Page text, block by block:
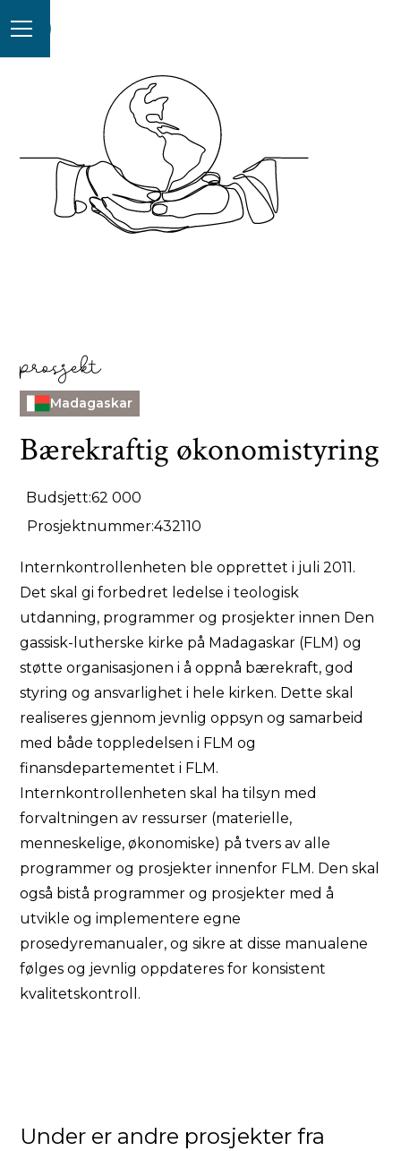
prosjekt
Madagaskar
Bærekraftig økonomistyring
Budsjett:62 000
Prosjektnummer:432110
Internkontrollenheten ble opprettet i juli 2011.
Det skal gi forbedret ledelse i teologisk
utdanning, programmer og prosjekter innen Den
gassisk-lutherske kirke på Madagaskar (FLM) og
støtte organisasjonen i å oppnå bærekraft, god
styring og ansvarlighet i hele kirken. Dette skal
realiseres gjennom jevnlig oppsyn og samarbeid
med både toppledelsen i FLM og
finansdepartementet i FLM.
Internkontrollenheten skal ha tilsyn med
forvaltningen av ressurser (materielle,
menneskelige, økonomiske) på tvers av alle
programmer og prosjekter innenfor FLM. Den skal
også bistå programmer og prosjekter med å
utvikle og implementere egne
prosedyremanualer, og sikre at disse manualene
følges og jevnlig oppdateres for konsistent
kvalitetskontroll.
Under er andre prosjekter fra